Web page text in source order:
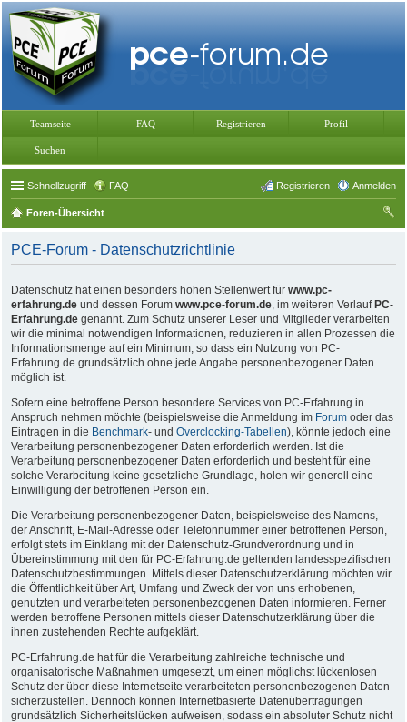
Teamseite FAQ Registrieren Profil
Suchen
Schnellzugriff FAQ Anmelden
Registrieren
Foren-Übersicht
PCE-Forum - Datenschutzrichtlinie
Datenschutz hat einen besonders hohen Stellenwert für www.pc-
erfahrung.de und dessen Forum www.pce-forum.de, im weiteren Verlauf PC-
Erfahrung.de genannt. Zum Schutz unserer Leser und Mitglieder verarbeiten
wir die minimal notwendigen Informationen, reduzieren in allen Prozessen die
Informationsmenge auf ein Minimum, so dass ein Nutzung von PC-
Erfahrung.de grundsätzlich ohne jede Angabe personenbezogener Daten
möglich ist.
Sofern eine betroffene Person besondere Services von PC-Erfahrung in
Anspruch nehmen möchte (beispielsweise die Anmeldung im Forum oder das
Eintragen in die Benchmark- und Overclocking-Tabellen), könnte jedoch eine
Verarbeitung personenbezogener Daten erforderlich werden. Ist die
Verarbeitung personenbezogener Daten erforderlich und besteht für eine
solche Verarbeitung keine gesetzliche Grundlage, holen wir generell eine
Einwilligung der betroffenen Person ein.
Die Verarbeitung personenbezogener Daten, beispielsweise des Namens,
der Anschrift, E-Mail-Adresse oder Telefonnummer einer betroffenen Person,
erfolgt stets im Einklang mit der Datenschutz-Grundverordnung und in
Übereinstimmung mit den für PC-Erfahrung.de geltenden landesspezifischen
Datenschutzbestimmungen. Mittels dieser Datenschutzerklärung möchten wir
die Öffentlichkeit über Art, Umfang und Zweck der von uns erhobenen,
genutzten und verarbeiteten personenbezogenen Daten informieren. Ferner
werden betroffene Personen mittels dieser Datenschutzerklärung über die
ihnen zustehenden Rechte aufgeklärt.
PC-Erfahrung.de hat für die Verarbeitung zahlreiche technische und
organisatorische Maßnahmen umgesetzt, um einen möglichst lückenlosen
Schutz der über diese Internetseite verarbeiteten personenbezogenen Daten
sicherzustellen. Dennoch können Internetbasierte Datenübertragungen
grundsätzlich Sicherheitslücken aufweisen, sodass ein absoluter Schutz nicht